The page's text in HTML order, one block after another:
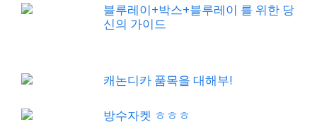
블루레이+박스+블루레이 를 위한 당
신의 가이드
캐논디카 품목을 대해부!
방수자켓 ㅎㅎㅎ